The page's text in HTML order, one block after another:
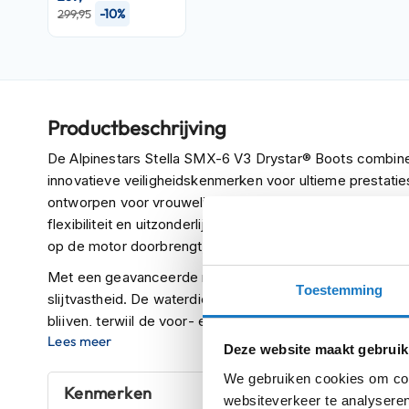
Toestemming
Deze website maakt
We gebruiken cookies om
websiteverkeer te
Crosshelmen
Helm
Vizieren
Pinlocks
Tear-
offs
Crossbrillen
Oordoppen
Onderhoud
helm
houder
299,95 -10%
Productbeschrijving
De Alpinestars Stella SMX-6 V3 Drystar® Boots
innovatieve veiligheidskenmerken voor ultieme
ontworpen voor vrouwelijke rijders, bieden deze
flexibiliteit en uitzonderlijk comfort garandeert. Of je nu
op de motor doorbrengt, de Stella SMX-6 V3 biedt
Met een geavanceerde microvezelconstructie bieden
slijtvastheid. De waterdichte en ademende Drystar®
blijven, terwijl de voor- en achterflexzones een
nieuwe ontwerp, gecombineerd met race-afgeleide
De Stella SMX-6 V3 Drystar® Boots beschikken over
Lees meer
Kenmerken